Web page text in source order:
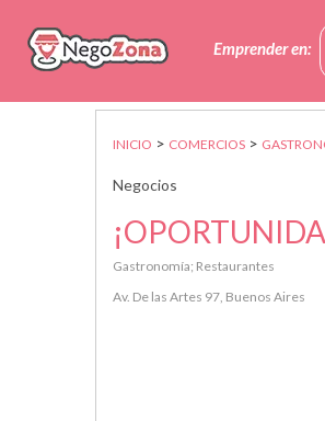
Emprender en:
INICIO > COMERCIOS >
Negocios
Gastronomía; Restaurantes
Av. De las Artes 97, Buenos Aires